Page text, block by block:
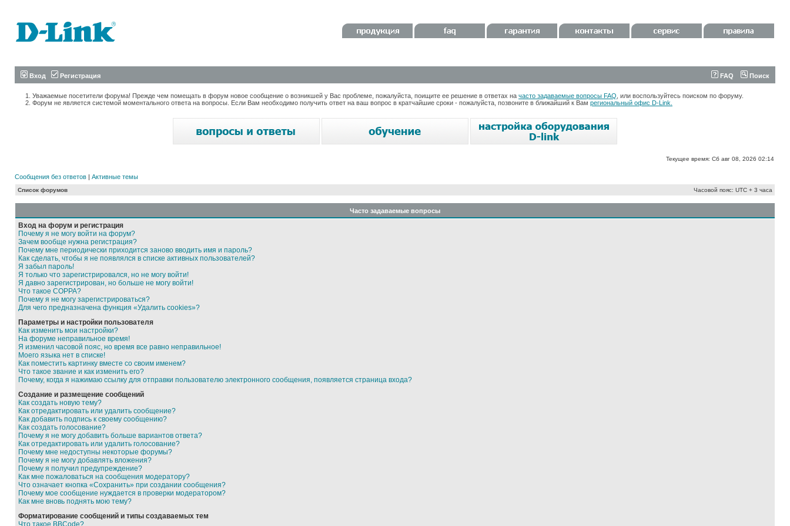
Вход Регистрация FAQ Поиск
Уважаемые посетители форума! Прежде чем помещать в форум новое сообщение о возникшей у Вас проблеме, пожалуйста, поищите ее решение в ответах на часто задаваемые вопросы FAQ , или воспользуйтесь поиском по форуму.
Форум не является системой моментального ответа на вопросы. Если Вам необходимо получить ответ на ваш вопрос в кратчайшие сроки - пожалуйста, позвоните в ближайший к Вам региональный офис D-Link.
Текущее время: Сб авг 08, 2026 02:14
Сообщения без ответов | Активные темы
Список форумов Часовой пояс: UTC + 3 часа
Часто задаваемые вопросы
Вход на форум и регистрация
Почему я не могу войти на форум?
Зачем вообще нужна регистрация?
Почему мне периодически приходится заново вводить имя и пароль?
Как сделать, чтобы я не появлялся в списке активных пользователей?
Я забыл пароль!
Я только что зарегистрировался, но не могу войти!
Я давно зарегистрирован, но больше не могу войти!
Что такое COPPA?
Почему я не могу зарегистрироваться?
Для чего предназначена функция «Удалить cookies»?
Параметры и настройки пользователя
Как изменить мои настройки?
На форуме неправильное время!
Я изменил часовой пояс, но время все равно неправильное!
Моего языка нет в списке!
Как поместить картинку вместе со своим именем?
Что такое звание и как изменить его?
Почему, когда я нажимаю ссылку для отправки пользователю электронного сообщения, появляется страница входа?
Создание и размещение сообщений
Как создать новую тему?
Как отредактировать или удалить сообщение?
Как добавить подпись к своему сообщению?
Как создать голосование?
Почему я не могу добавить больше вариантов ответа?
Как отредактировать или удалить голосование?
Почему мне недоступны некоторые форумы?
Почему я не могу добавлять вложения?
Почему я получил предупреждение?
Как мне пожаловаться на сообщения модератору?
Что означает кнопка «Сохранить» при создании сообщения?
Почему мое сообщение нуждается в проверки модератором?
Как мне вновь поднять мою тему?
Форматирование сообщений и типы создаваемых тем
Что такое BBCode?